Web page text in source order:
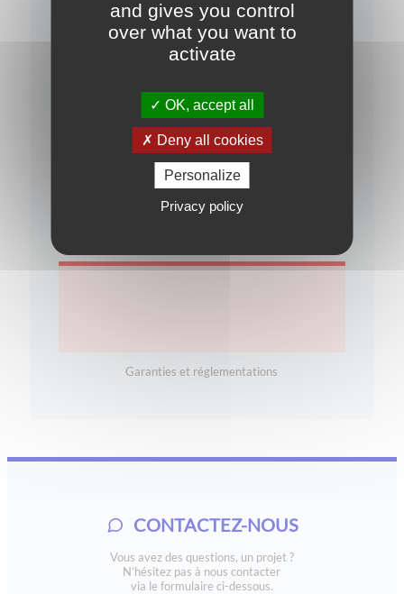
J'ai pris connaissance de lapolitique de
confidentialité
Je souhaite rester informé(e) sur les
opportunités d'investissement
Garanties et réglementations
CONTACTEZ-NOUS
Vous avez des questions, un projet ?
N’hésitez pas à nous contacter
via le formulaire ci-dessous.
and gives you control
over what you want to
activate
OK, accept all
Deny all cookies
Personalize
Privacy policy